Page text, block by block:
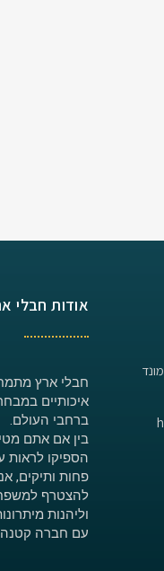
אודות חבלי
חבלי ארץ
איכותיים
ברחבי העולם.
בין אם אתם
הספיקו לראות
פחות ותיקים,
להצטרף
וליהנות
עם חברה קטנה